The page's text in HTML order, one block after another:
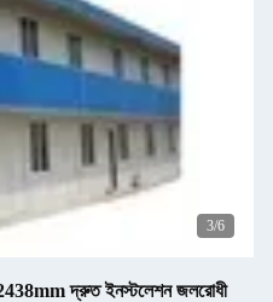
4/6
দ্রুত ইনস্টলেশন জলরোধী